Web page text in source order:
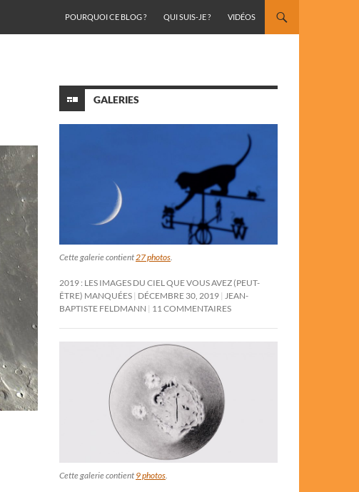
POURQUOI CE BLOG ?
QUI SUIS-JE ? VIDÉOS
GALERIES
Cette galerie contient27 photos.
2019 : LES IMAGES DU CIEL QUE VOUS AVEZ (PEUT-
ÊTRE) MANQUÉES DÉCEMBRE 30, 2019 JEAN-
BAPTISTE FELDMANN
11 COMMENTAIRES
Cette galerie contient 9 photos